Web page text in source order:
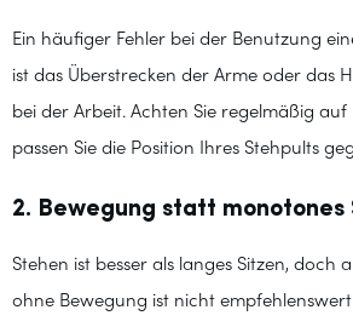
Ein häufiger Fehler bei der Benutzung
ist das Überstrecken der Arme oder das
bei der Arbeit. Achten Sie regelmäßig
passen Sie die Position Ihres Stehpults
2. Bewegung statt monotones
Stehen ist besser als langes Sitzen, doch
ohne Bewegung ist nicht